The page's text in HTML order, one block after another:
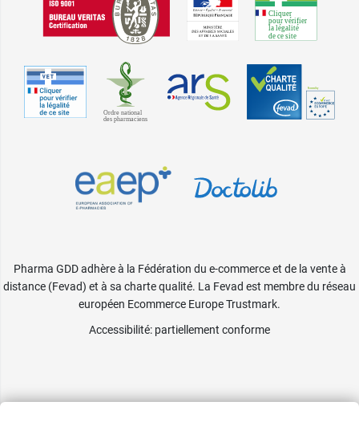
Pharma GDD adhère à la Fédération du e-commerce et de la vente à
distance (Fevad) et à sa charte qualité. La Fevad est membre du réseau
européen Ecommerce Europe Trustmark.
Accessibilité: partiellement conforme